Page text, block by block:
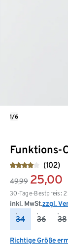
Funktions-
(102)
49,99 25,00
30-Tage-Bestpreis:
inkl. MwSt.zzgl.
34 36 38
Richtige Größe
1/6